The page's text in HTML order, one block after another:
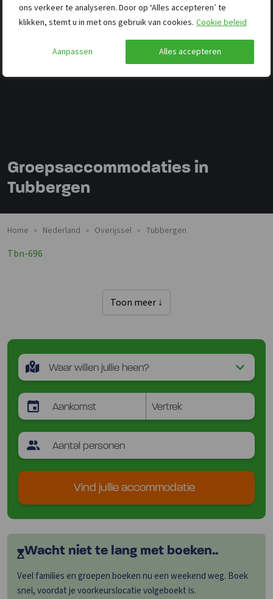
ons verkeer te analyseren. Door op ‘Alles accepteren’ te
klikken, stemt u in met ons gebruik van cookies. Cookie beleid
Aanpassen Alles accepteren
Groepsaccommodaties in
Tubbergen
Home > Nederland > Overijssel > Tubbergen
Tbn-696
Toon meer ↓
Vind jullie accommodatie
Wacht niet te lang met boeken..
Veel families en groepen boeken nu een weekend weg. Boek
snel, voordat je voorkeurslocatie volgeboekt is.